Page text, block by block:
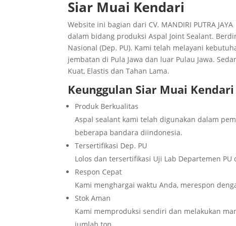
Siar Muai Kendari
Website ini bagian dari CV. MANDIRI PUTRA
dalam bidang produksi Aspal Joint Sealant.
Nasional (Dep. PU). Kami telah melayani
jembatan di Pula Jawa dan luar Pulau Jawa.
Kuat, Elastis dan Tahan Lama.
Keunggulan Siar Muai Kendari
Produk Berkualitas
Aspal sealant kami telah digunakan dalam
beberapa bandara diindonesia.
Tersertifikasi Dep. PU
Lolos dan tersertifikasi Uji Lab Departemen
Respon Cepat
Kami menghargai waktu Anda, merespon
Stok Aman
Kami memproduksi sendiri dan melakukan